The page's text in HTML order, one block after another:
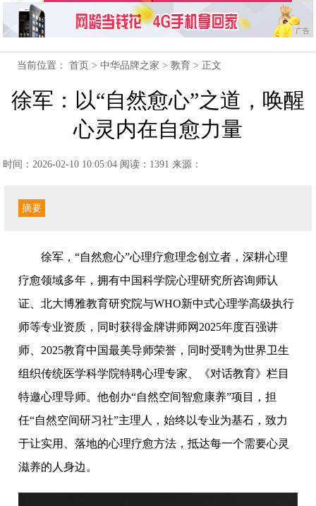
广告
当前位置：首页 >中华品牌之家 >教育 > 正文
徐军：以“自然愈心”之道，唤醒
心灵内在自愈力量
时间：2026-02-10 10:05:04 阅读：1391 来源：
摘要
徐军，“自然愈心”心理疗愈理念创立者，深耕心理
疗愈领域多年，拥有中国科学院心理研究所咨询师认
证、北大博雅教育研究院与WHO新中式心理学高级执行
师等专业资质，同时获得金牌讲师网2025年度百强讲
师、2025教育中国最美导师荣誉，同时受聘为世界卫生
组织传统医学科学院特聘心理专家、《对话教育》栏目
特邀心理导师。他创办“自然空间智愈康养”项目，担
任“自然空间研习社”主理人，始终以专业为基石，致力
于让实用、落地的心理疗愈方法，抵达每一个需要心灵
滋养的人身边。